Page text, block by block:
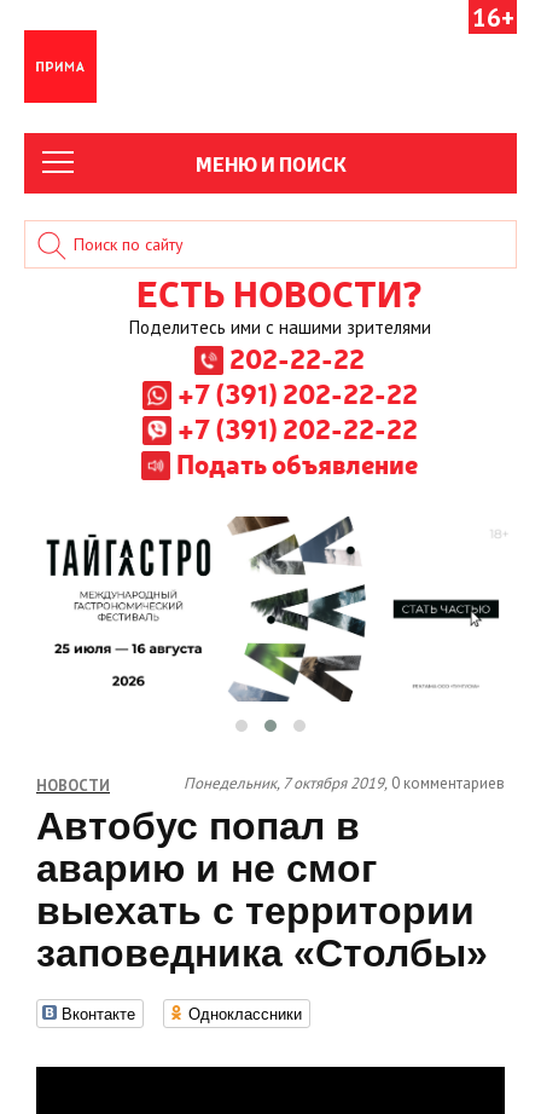
16+
МЕНЮ И ПОИСК
ЕСТЬ НОВОСТИ?
Поделитесь ими с нашими зрителями
202-22-22
+7 (391) 202-22-22
+7 (391) 202-22-22
Подать объявление
НОВОСТИ Понедельник, 7 октября 2019, 0 комментариев
Автобус попал в
аварию и не смог
выехать с территории
заповедника «Столбы»
Вконтакте Одноклассники